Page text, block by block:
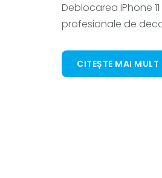
Deblocarea iPhone
profesionale de
CITEȘTE MAI MULT